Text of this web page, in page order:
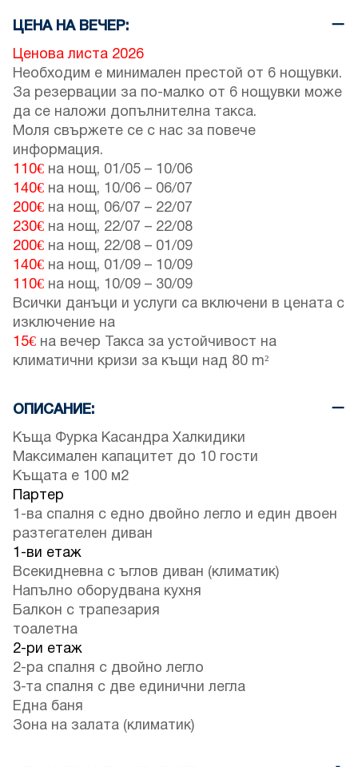
ЦЕНА НА ВЕЧЕР:
Ценова листа 2026
Необходим е минимален престой от 6 нощувки.
За резервации за по-малко от 6 нощувки може
да се наложи допълнителна такса.
Моля свържете се с нас за повече
информация.
110€ на нощ, 01/05 – 10/06
140€ на нощ, 10/06 – 06/07
200€ на нощ, 06/07 – 22/07
230€ на нощ, 22/07 – 22/08
200€ на нощ, 22/08 – 01/09
140€ на нощ, 01/09 – 10/09
110€ на нощ, 10/09 – 30/09
Всички данъци и услуги са включени в цената с
изключение на
15€ на вечер Такса за устойчивост на
климатични кризи за къщи над 80 m²
ОПИСАНИЕ:
Къща Фурка Касандра Халкидики
Максимален капацитет до 10 гости
Къщата е 100 м2
Партер
1-ва спалня с едно двойно легло и един двоен
разтегателен диван
1-ви етаж
Всекидневна с ъглов диван (климатик)
Напълно оборудвана кухня
Балкон с трапезария
тоалетна
2-ри етаж
2-ра спалня с двойно легло
3-та спалня с две единични легла
Една баня
Зона на залата (климатик)